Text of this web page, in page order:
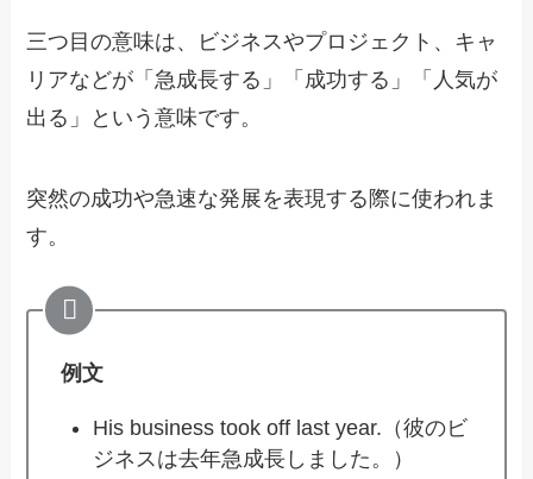
三つ目の意味は、ビジネスやプロジェクト、キャ
リアなどが「急成長する」「成功する」「人気が
出る」という意味です。
突然の成功や急速な発展を表現する際に使われま
す。
例文
His business took off last year.（彼のビ
ジネスは去年急成長しました。）